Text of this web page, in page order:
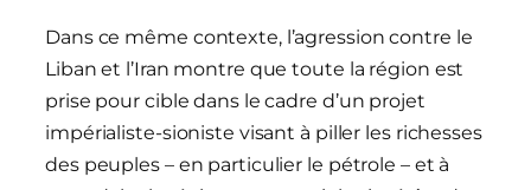
Dans ce même contexte, l’agression contre le
Liban et l’Iran montre que toute la région est
prise pour cible dans le cadre d’un projet
impérialiste-sioniste visant à piller les richesses
des peuples – en particulier le pétrole – et à